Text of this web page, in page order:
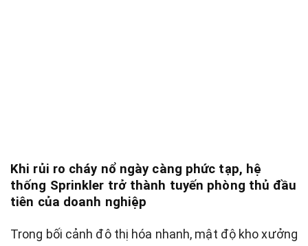
Khi rủi ro cháy nổ ngày càng phức tạp, hệ
thống Sprinkler trở thành tuyến phòng thủ đầu
tiên của doanh nghiệp
Trong bối cảnh đô thị hóa nhanh, mật độ kho xưởng